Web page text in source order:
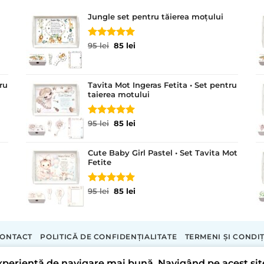
Jungle set pentru tăierea moțului
Evaluat la
95lei Prețul
95 lei.
85 leiPrețul
Tavita Mot Ingeras Fetita • Set pentru
taierea motului
Evaluat la
95lei Prețul
fost:
85 leiPrețul
85 lei.
Cute Baby Girl Pastel • Set Tavita Mot
Fetite
Evaluat la
95lei Prețul
85 leiPrețul
POLITICĂ DE CONFIDENȚIALITATE TERMENI ȘI